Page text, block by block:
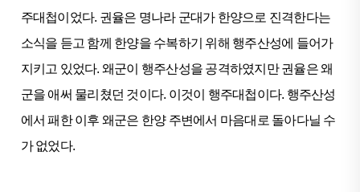
주대첩이었다. 권율은 명나라 군대가 한양으로 진격한다는
소식을 듣고 함께 한양을 수복하기 위해 행주산성에 들어가
지키고 있었다. 왜군이 행주산성을 공격하였지만 권율은 왜
군을 애써 물리쳤던 것이다. 이것이 행주대첩이다. 행주산성
에서 패한 이후 왜군은 한양 주변에서 마음대로 돌아다닐 수
가 없었다.